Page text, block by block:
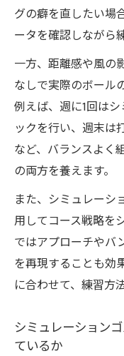
グの癖を直したい場
ータを確認しながら
一方、距離感や風の
なしで実際のボール
例えば、週に1回は
ックを行い、週末は
など、バランスよく
の両方を養えます。
また、シミュレーシ
用してコース戦略を
ではアプローチやバ
を再現することも効
に合わせて、練習方
シミュレーション
ているか